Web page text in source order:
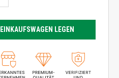
EINKAUFSWAGEN LEGEN